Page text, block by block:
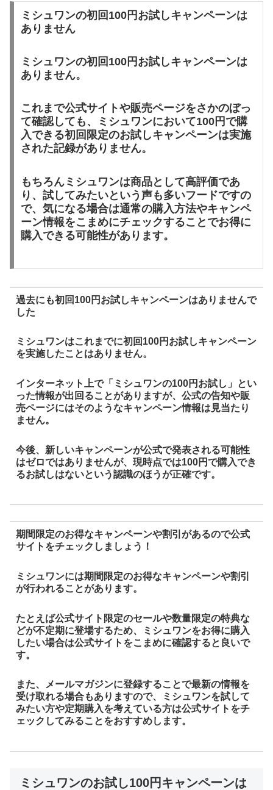
ミシュワンの初回100円お試しキャンペーンは
ありません
ミシュワンの初回100円お試しキャンペーンは
ありません。
これまで公式サイトや販売ページをさかのぼっ
て確認しても、ミシュワンにおいて100円で購
入できる初回限定のお試しキャンペーンは実施
された記録がありません。
もちろんミシュワンは商品として高評価であ
り、試してみたいという声も多いフードですの
で、気になる場合は通常の購入方法やキャンペ
ーン情報をこまめにチェックすることでお得に
購入できる可能性があります。
過去にも初回100円お試しキャンペーンはありませんで
した
ミシュワンはこれまでに初回100円お試しキャンペーン
を実施したことはありません。
インターネット上で「ミシュワンの100円お試し」とい
った情報が出回ることがありますが、公式の告知や販
売ページにはそのようなキャンペーン情報は見当たり
ません。
今後、新しいキャンペーンが公式で発表される可能性
はゼロではありませんが、現時点では100円で購入でき
るお試しはないという認識のほうが正確です。
期間限定のお得なキャンペーンや割引があるので公式
サイトをチェックしましょう！
ミシュワンには期間限定のお得なキャンペーンや割引
が行われることがあります。
たとえば公式サイト限定のセールや数量限定の特典な
どが不定期に登場するため、ミシュワンをお得に購入
したい場合は公式サイトをこまめに確認すると良いで
す。
また、メールマガジンに登録することで最新の情報を
受け取れる場合もありますので、ミシュワンを試して
みたい方や定期購入を考えている方は公式サイトをチ
ェックしてみることをおすすめします。
ミシュワンのお試し100円キャンペーンは